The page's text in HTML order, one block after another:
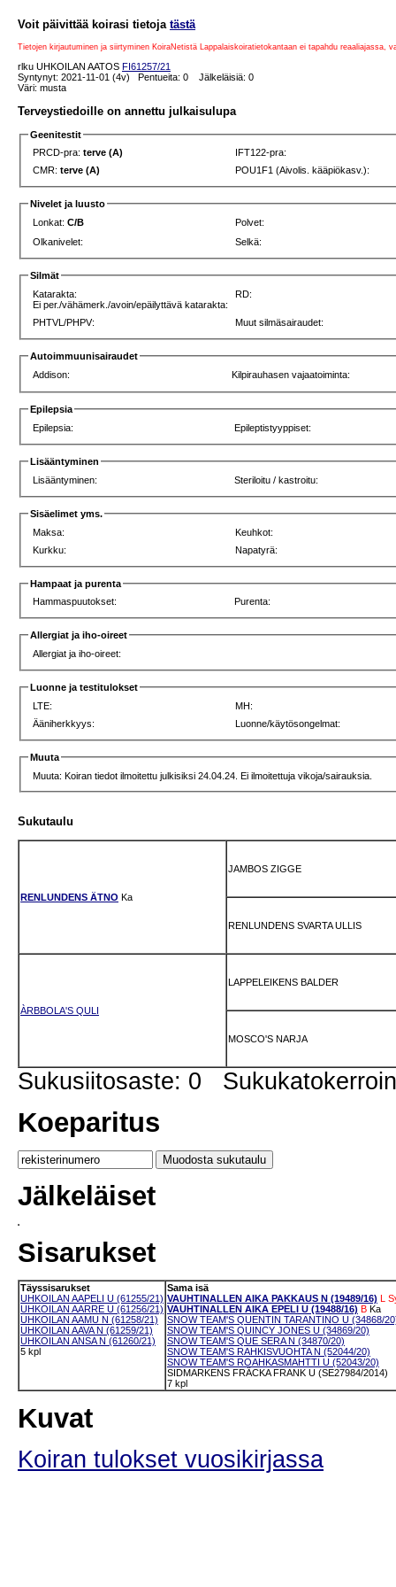
Voit päivittää koirasi tietoja tästä
Tietojen kirjautuminen ja siirtyminen KoiraNetistä Lappalaiskoiratietokantaan ei tapahdu
rlku UHKOILAN AATOS FI61257/21
Syntynyt: 2021-11-01 (4v) Pentueita: 0 Jälkeläisiä: 0
Väri: musta
Terveystiedoille on annettu julkaisulupa
Geenitestit
PRCD-pra:terve (A)
IFT122-pra:
CMR:terve (A) POU1F1 (Aivolis. kääpiökasv.):
Nivelet ja luusto
Lonkat:C/B
Polvet:
Olkanivelet:
Selkä:
Silmät
Katarakta:
Ei per./vähämerk./avoin/epäilyttävä katarakta:
RD:
PHTVL/PHPV: Muut silmäsairaudet:
Autoimmuunisairaudet
Addison:
Kilpirauhasen vajaatoiminta:
Epilepsia
Epilepsia:
Epileptistyyppiset:
Lisääntyminen
Lisääntyminen:
Steriloitu / kastroitu:
Sisäelimet yms.
Maksa:
Keuhkot:
Kurkku:
Napatyrä:
Hampaat ja purenta
Hammaspuutokset:
Purenta:
Allergiat ja iho-oireet
Allergiat ja iho-oireet:
Luonne ja testitulokset
LTE:
MH:
Ääniherkkyys:
Luonne/käytösongelmat:
Muuta
Muuta: Koiran tiedot ilmoitettu julkisiksi 24.04.24. Ei ilmoitettuja vikoja/sairauksia.
Sukutaulu
RENLUNDENS ÄTNO Ka
JAMBOS ZIGGE
RENLUNDENS SVARTA ULLIS
ÀRBBOLA'S QULI
LAPPELEIKENS BALDER
MOSCO'S NARJA
Sukusiitosaste: 0
Koeparitus
Jälkeläiset
Sisarukset
Täyssisarukset
UHKOILAN AAPELI U (61255/21)
UHKOILAN AARRE U (61256/21)
UHKOILAN AAMU N (61258/21)
UHKOILAN AAVA N (61259/21)
UHKOILAN ANSA N (61260/21)
5 kpl
Sama isä
VAUHTINALLEN AIKA PAKKAUS N (19489/16)
VAUHTINALLEN AIKA EPELI U (19488/16) B Ka
SNOW TEAM'S QUENTIN TARANTINO U (34868/
SNOW TEAM'S QUINCY JONES U (34869/20)
SNOW TEAM'S QUE SERA N (34870/20)
SNOW TEAM'S RAHKISVUOHTA N (52044/20)
SNOW TEAM'S ROAHKASMAHTTI U (52043/20)
SIDMARKENS FRÄCKA FRANK U (SE27984/2014)
7 kpl
Kuvat
Koiran tulokset vuosikirjassa